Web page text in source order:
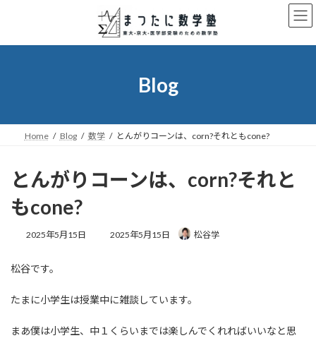
ン
ー
Blog
Home Blog 数学 とんがりコーンは、corn?それともcone?
とんがりコーンは、corn?それと
もcone?
2025年5月15日
最
時
:
2025年5月15日 松谷学
松谷です。
たまに小学生は授業中に雑談しています。
まあ僕は小学生、中１くらいまでは楽しんでくれればいいなと思